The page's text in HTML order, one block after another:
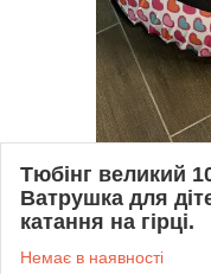
Тюбінг великий
Ватрушка для
катання на гірці.
Немає в наявності